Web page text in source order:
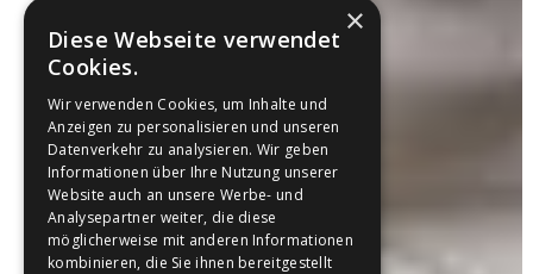
×
Diese Webseite verwendet
Cookies.
Wir verwenden Cookies, um Inhalte und
Anzeigen zu personalisieren und unseren
Datenverkehr zu analysieren. Wir geben
Informationen über Ihre Nutzung unserer
Website auch an unsere Werbe- und
Analysepartner weiter, die diese
möglicherweise mit anderen Informationen
kombinieren, die Sie ihnen bereitgestellt